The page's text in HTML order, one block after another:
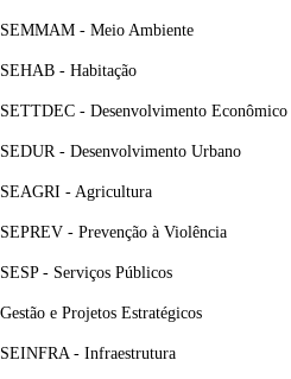
SEMMAM - Meio Ambiente
SEHAB - Habitação
SETTDEC - Desenvolvimento Econômico
SEDUR - Desenvolvimento Urbano
SEAGRI - Agricultura
SEPREV - Prevenção à Violência
SESP - Serviços Públicos
Gestão e Projetos Estratégicos
SEINFRA - Infraestrutura